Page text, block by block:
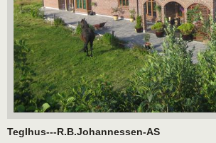
Teglhus---R.B.Johannessen-AS